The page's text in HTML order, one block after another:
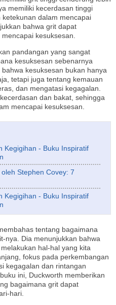
memiliki kecerdasan tinggi
dalam mencapai
bahwa grit dapat
kesuksesan.
pandangan yang sangat
kesuksesan sebenarnya
kesuksesan bukan hanya
tetapi juga tentang kemauan
dan mengatasi kegagalan.
dan bakat, sehingga
mencapai kesuksesan.
Kegigihan - Buku Inspiratif
Stephen Covey: 7
Kegigihan - Buku Inspiratif
tentang bagaimana
nya. Dia menunjukkan bahwa
hal-hal yang kita
fokus pada perkembangan
kegagalan dan rintangan
ini, Duckworth memberikan
bagaimana grit dapat
hari.